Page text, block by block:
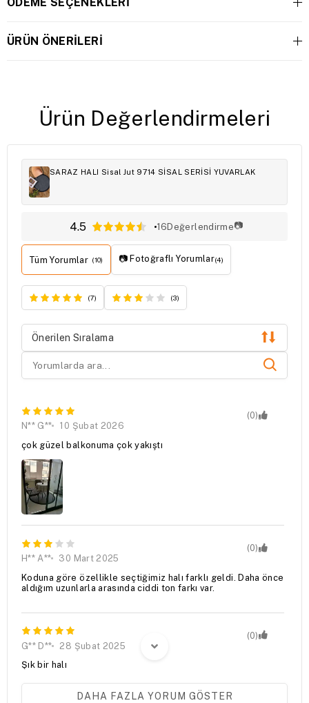
Ürün Değerlendirmeleri
SARAZ HALI Sisal Jut 9714 SİSAL SERİSİ YUVARLAK
4.5 16 Değerlendirme📷
Tüm Yorumlar (10) 📷 Fotoğraflı Yorumlar(4)
(7) (3)
Önerilen Sıralama
(0)
N** G**
10 Şubat 2026
çok güzel balkonuma çok yakıştı
(0)
H** A**
30 Mart 2025
Koduna göre özellikle seçtiğimiz halı farklı geldi. Daha önce
aldığım uzunlarla arasında ciddi ton farkı var.
(0)
G** D**
28 Şubat 2025
Şık bir halı
DAHA FAZLA YORUM GÖSTER
ÖDEME SEÇENEKLERI
ÜRÜN ÖNERILERI